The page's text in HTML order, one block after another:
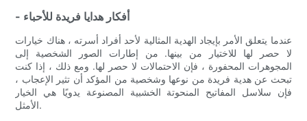
- أفكار هدايا فريدة للأحباء
عندما يتعلق الأمر بإيجاد الهدية المثالية لأحد أفراد أسرته ، هناك خيارات
لا حصر لها للاختيار من بينها. من إطارات الصور الشخصية إلى
المجوهرات المحفورة ، فإن الاحتمالات لا حصر لها. ومع ذلك ، إذا كنت
تبحث عن هدية فريدة من نوعها وشخصية من المؤكد أن تثير الإعجاب ،
فإن سلاسل المفاتيح المنحوتة الخشبية المصنوعة يدويًا هي الخيار
الأمثل.